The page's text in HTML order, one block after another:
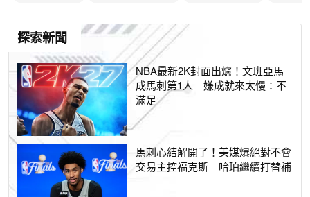
探索新聞
NBA最新2K封面出爐！文班亞馬
成馬刺第1人 嫌成就來太慢：不
滿足
馬刺心結解開了！美媒爆絕對不會
交易主控福克斯 哈珀繼續打替補